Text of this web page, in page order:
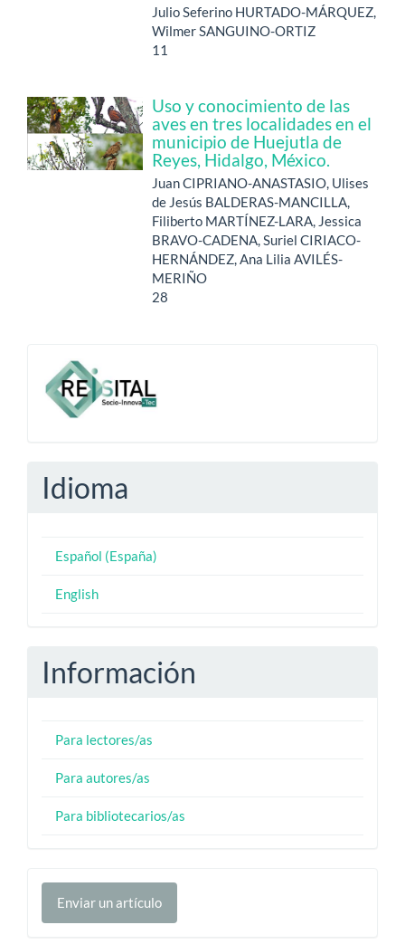
Julio Seferino HURTADO-MÁRQUEZ,
Wilmer SANGUINO-ORTIZ
11
Uso y conocimiento de las
aves en tres localidades en el
municipio de Huejutla de
Reyes, Hidalgo, México.
Juan CIPRIANO-ANASTASIO, Ulises
de Jesús BALDERAS-MANCILLA,
Filiberto MARTÍNEZ-LARA, Jessica
BRAVO-CADENA, Suriel CIRIACO-
HERNÁNDEZ, Ana Lilia AVILÉS-
MERIÑO
28
Idioma
Español (España)
English
Información
Para lectores/as
Para autores/as
Para bibliotecarios/as
Enviar
unEnviar un artículo